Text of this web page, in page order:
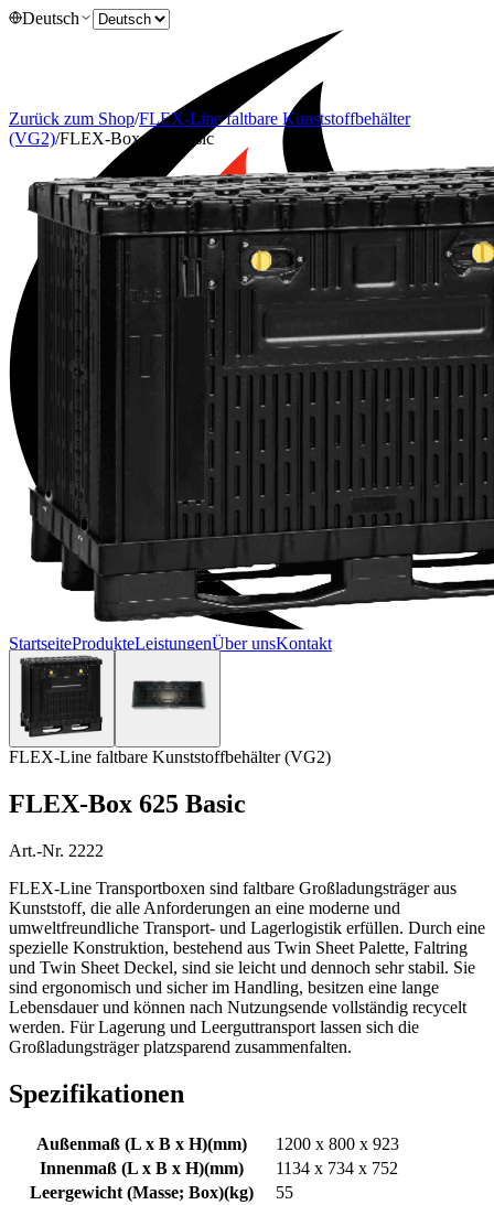
Deutsch
StartseiteProdukteLeistungenÜber unsKontakt
Zurück zum Shop/FLEX-Line faltbare Kunststoffbehälter
(VG2)/FLEX-Box 625 Basic
FLEX-Line faltbare Kunststoffbehälter (VG2)
FLEX-Box 625 Basic
Art.-Nr. 2222
FLEX-Line Transportboxen sind faltbare Großladungsträger aus
Kunststoff, die alle Anforderungen an eine moderne und
umweltfreundliche Transport- und Lagerlogistik erfüllen. Durch eine
spezielle Konstruktion, bestehend aus Twin Sheet Palette, Faltring
und Twin Sheet Deckel, sind sie leicht und dennoch sehr stabil. Sie
sind ergonomisch und sicher im Handling, besitzen eine lange
Lebensdauer und können nach Nutzungsende vollständig recycelt
werden. Für Lagerung und Leerguttransport lassen sich die
Großladungsträger platzsparend zusammenfalten.
Spezifikationen
Außenmaß (L x B x H)(mm)
1200 x 800 x 923
Innenmaß (L x B x H)(mm)
1134 x 734 x 752
Leergewicht (Masse; Box)(kg)
55